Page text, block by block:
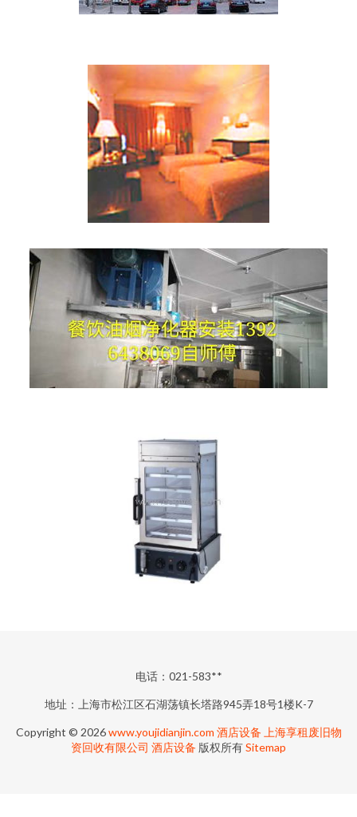
电话：021-583**
地址：上海市松江区石湖荡镇长塔路945弄18号1楼K-7
Copyright © 2026www.youjidianjin.com 酒店设备 上海享租废旧物
资回收有限公司 酒店设备 版权所有Sitemap